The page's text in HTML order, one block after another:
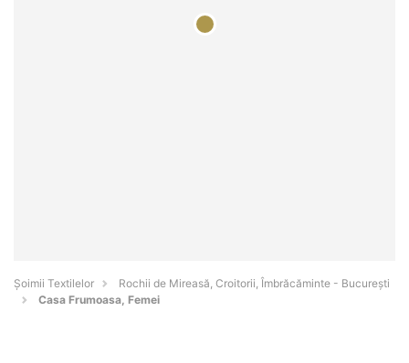
Șoimii Textilelor
Rochii de Mireasă, Croitorii, Îmbrăcăminte - Bucureşti
Casa Frumoasa, Femei